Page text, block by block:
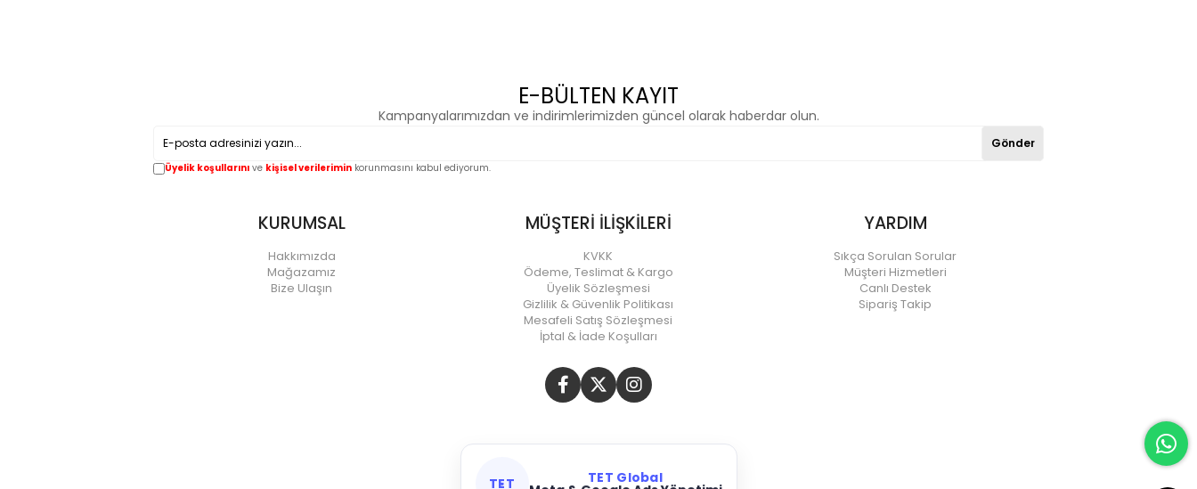
E-BÜLTEN KAYIT
Kampanyalarımızdan ve indirimlerimizden güncel olarak haberdar olun.
Gönder
Üyelik koşullarını ve kişisel verilerimin korunmasını kabul ediyorum.
KURUMSAL
Hakkımızda
Mağazamız
Bize Ulaşın
MÜŞTERİ İLİŞKİLERİ
KVKK
Ödeme, Teslimat & Kargo
Üyelik Sözleşmesi
Gizlilik & Güvenlik Politikası
Mesafeli Satış Sözleşmesi
İptal & İade Koşulları
YARDIM
Sıkça Sorulan Sorular
Müşteri Hizmetleri
Canlı Destek
Sipariş Takip
TET TET Global